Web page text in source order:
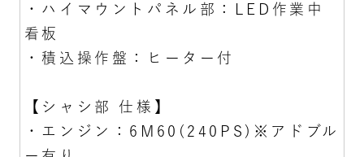
・ハイマウントパネル部：LED作業中
看板
・積込操作盤：ヒーター付
【シャシ部 仕様】
・エンジン：6M60(240PS)※アドブル